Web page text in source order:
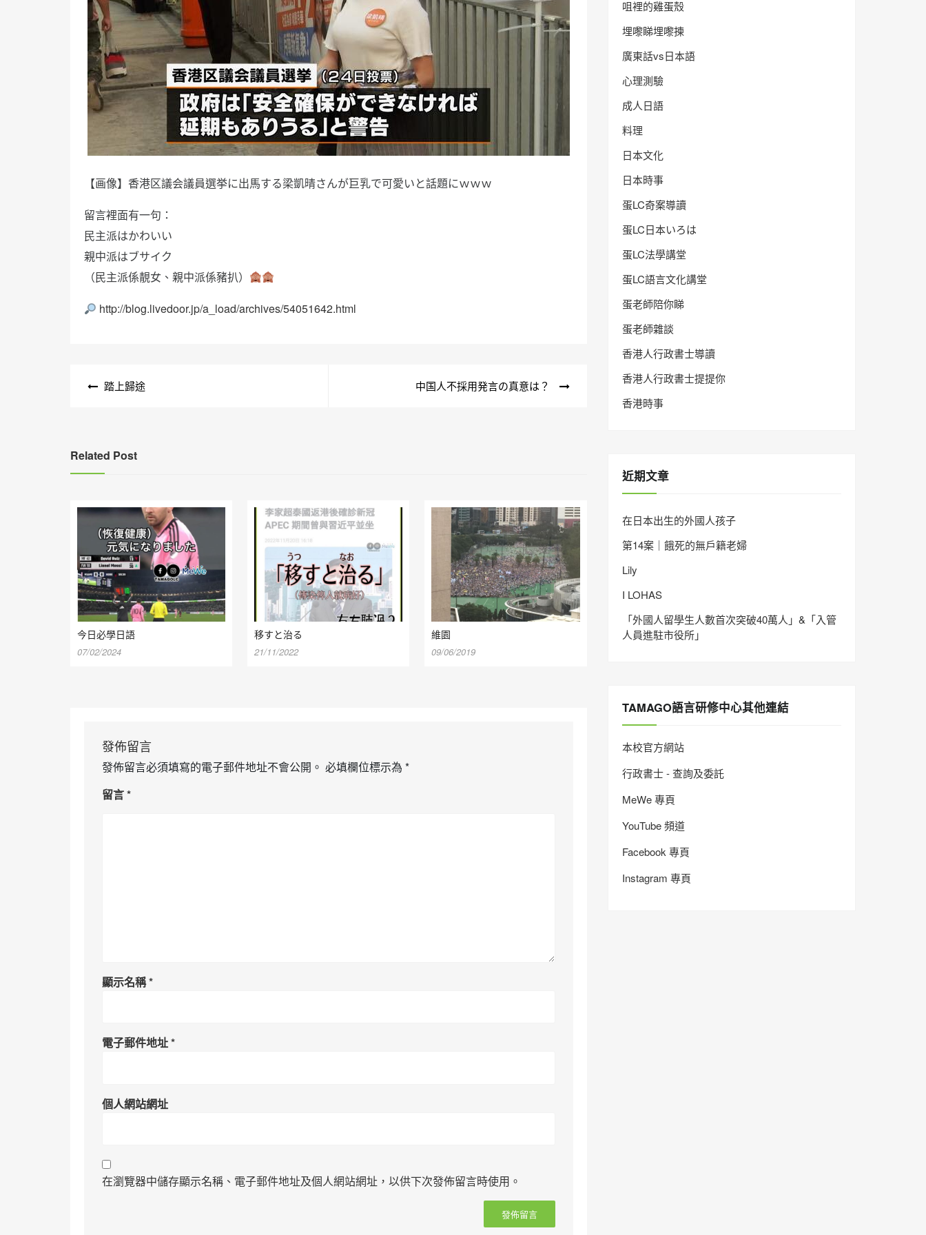
【画像】香港区議会議員選挙に出馬する梁凱晴さんが巨乳で可愛いと話題にｗｗｗ
留言裡面有一句：
民主派はかわいい
親中派はブサイク
（民主派係靚女、親中派係豬扒）
http://blog.livedoor.jp/a_load/archives/54051642.html
踏上歸途 中国人不採用発言の真意は？
Related Post
今日必學日語
07/02/2024
移すと治る
21/11/2022
維園
09/06/2019
發佈留言
發佈留言必須填寫的電子郵件地址不會公開。 必填欄位標示為 *
留言*
顯示名稱*
電子郵件地址*
個人網站網址
在瀏覽器中儲存顯示名稱、電子郵件地址及個人網站網址，以供下次發佈留言時使用。
咀裡的雞蛋殼
埋嚟睇埋嚟揀
廣東話vs日本語
心理測驗
成人日語
料理
日本文化
日本時事
蛋LC奇案導讀
蛋LC日本いろは
蛋LC法學講堂
蛋LC語言文化講堂
蛋老師陪你睇
蛋老師雜談
香港人行政書士導讀
香港人行政書士提提你
香港時事
近期文章
在日本出生的外國人孩子
第14案｜餓死的無戶籍老婦
Lily
I LOHAS
「外國人留學生人數首次突破40萬人」&「入管
人員進駐市役所」
TAMAGO語言研修中心其他連結
本校官方網站
行政書士 - 查詢及委託
MeWe 專頁
YouTube 頻道
Facebook 專頁
Instagram 專頁